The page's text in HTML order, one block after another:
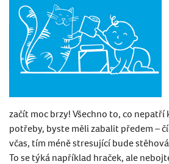
začít moc brzy! Všechno to, co
potřeby, byste měli zabalit předem –
včas, tím méně stresující bude
To se týká například hraček, ale